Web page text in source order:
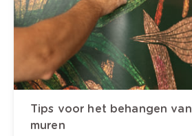
Tips voor het behangen van
muren